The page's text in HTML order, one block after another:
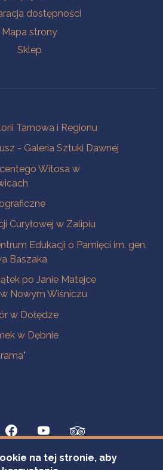
dostępności
Mapa strony
Sklep
Tarnowa i Regionu
- Galeria Sztuki Dawnej
Witosa w
Curyłowej w Zalipiu
Edukacji o Pamięci im. gen.
Baszaka
po Janie Matejce
Nowym Wiśniczu
w Dołędze
w Dębnie
na tej stronie, aby